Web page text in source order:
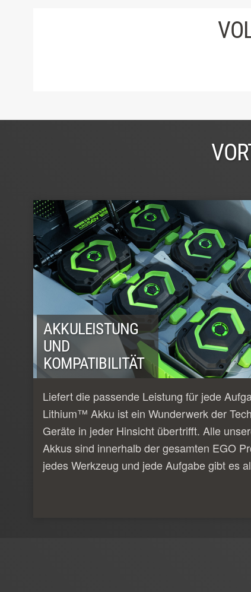
AKKULEISTUNG
UND
KOMPATIBILITÄT
Liefert die passende Leistung für jede
Lithium™ Akku ist ein Wunderwerk der
Geräte in jeder Hinsicht übertrifft. Alle
Akkus sind innerhalb der gesamten EGO
jedes Werkzeug und jede Aufgabe gibt es